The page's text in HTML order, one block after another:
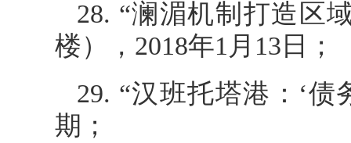
28. “澜湄机制打造区
楼），2018年1月13日；
29. “汉班托塔港：‘债
期；